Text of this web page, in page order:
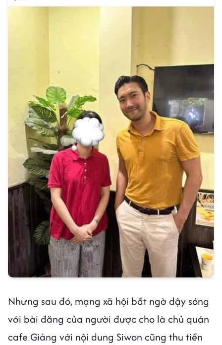
Nhưng sau đó, mạng xã hội bất ngờ dậy sóng
với bài đăng của người được cho là chủ quán
cafe Giảng với nội dung Siwon cũng thu tiền